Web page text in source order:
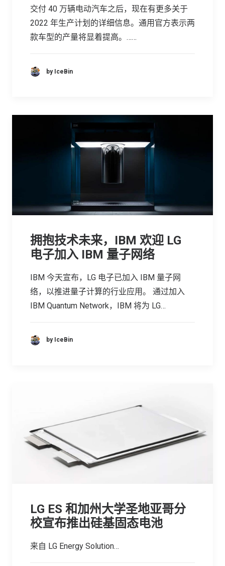
交付 40 万辆电动汽车之后，现在有更多关于
2022 年生产计划的详细信息。通用官方表示两
款车型的产量将显着提高。……
by IceBin
拥抱技术未来，IBM 欢迎 LG
电子加入 IBM 量子网络
IBM 今天宣布，LG 电子已加入 IBM 量子网
络，以推进量子计算的行业应用。 通过加入
IBM Quantum Network，IBM 将为 LG…
by IceBin
LG ES 和加州大学圣地亚哥分
校宣布推出硅基固态电池
来自 LG Energy Solution…